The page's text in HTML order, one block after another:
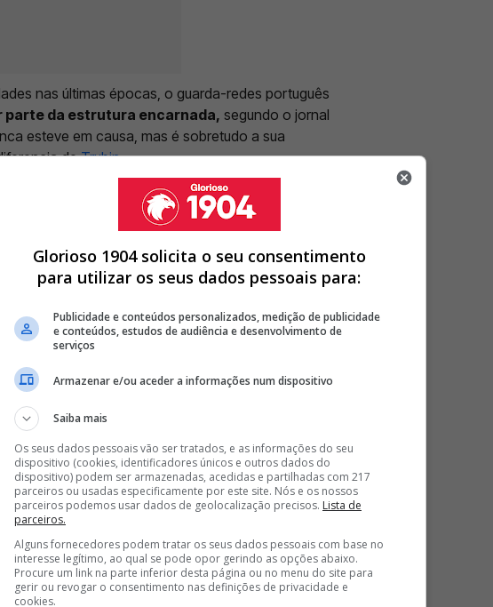
nas últimas épocas, o guarda-redes português
da estrutura encarnada, segundo o jornal
esteve em causa, mas é sobretudo a sua
deTrubin.
PELO BENFICA POR MAIS 5 ANOS
JUVENTUS DESCARTA TRUBIN, MAS BENFICA AINDA O
DO BENFICA "HÁ PELO MENOS 10 DIAS"
<
e o profissionalismo demonstrados por
pela equipa principal do Benficana última jornada da
que lhe permitiu integrar oficialmente o lote de
Glorioso 1904 solicita o seu consentimento
para utilizar os seus dados pessoais para:
Publicidade e conteúdos personalizados, medição de publicidade
e conteúdos, estudos de audiência e desenvolvimento de
serviços
Armazenar e/ou aceder a informações num dispositivo
Saiba mais
Os seus dados pessoais vão ser tratados, e as informações do seu
dispositivo (cookies, identificadores únicos e outros dados do
dispositivo) podem ser armazenadas, acedidas e partilhadas com 217
parceiros ou usadas especificamente por este site. Nós e os nossos
parceiros podemos usar dados de geolocalização precisos. Lista de
parceiros.
Alguns fornecedores podem tratar os seus dados pessoais com base no
interesse legítimo, ao qual se pode opor gerindo as opções abaixo.
Procure um link na parte inferior desta página ou no menu do site para
gerir ou revogar o consentimento nas definições de privacidade e
cookies.